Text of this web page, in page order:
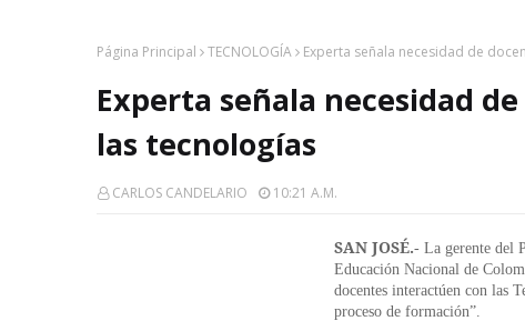
Página Principal TECNOLOGÍA Experta señala necesidad de
Experta señala necesidad
las tecnologías
CARLOS CANDELARIO 10:21 A.m.
SAN JOSÉ.- La gerente del
Educación Nacional de
docentes interactúen con las
proceso de formación”.